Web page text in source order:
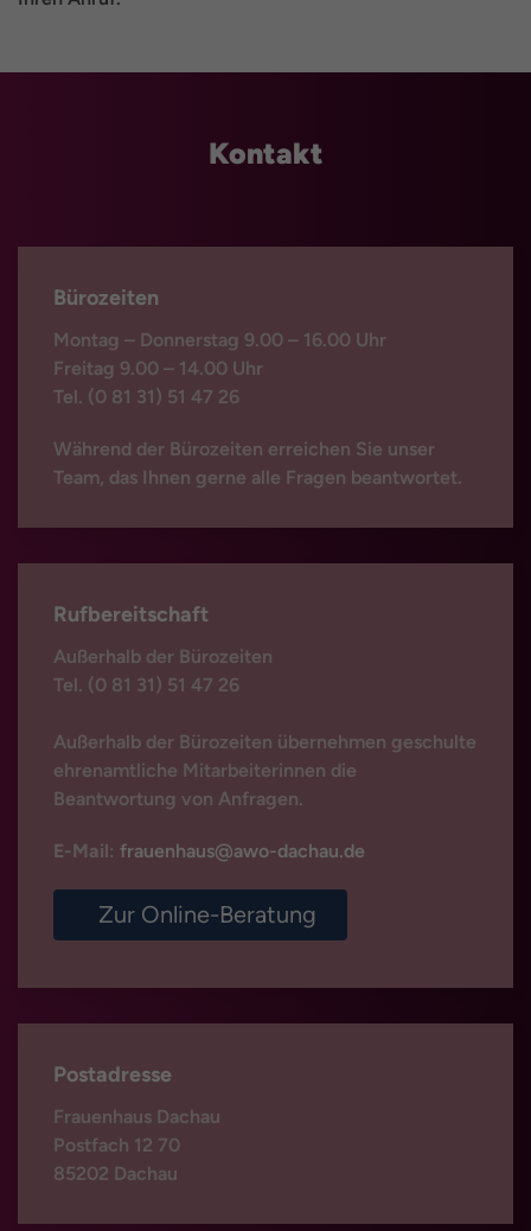
Kontakt
Bürozeiten
Montag – Donnerstag 9.00 – 16.00 Uhr
Freitag 9.00 – 14.00 Uhr
Tel. (0 81 31) 51 47 26
Während der Bürozeiten erreichen Sie unser
Team, das Ihnen gerne alle Fragen beantwortet.
Rufbereitschaft
Außerhalb der Bürozeiten
Tel. (0 81 31) 51 47 26
Außerhalb der Bürozeiten übernehmen geschulte
ehrenamtliche Mitarbeiterinnen die
Beantwortung von Anfragen.
E-Mail: frauenhaus@awo-dachau.de
Zur Online-Beratung
Postadresse
Frauenhaus Dachau
Postfach 12 70
85202 Dachau